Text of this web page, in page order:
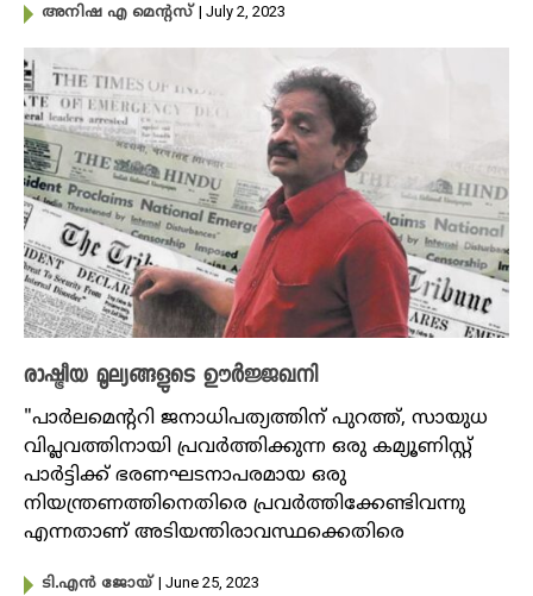
അനിഷ എ മെന്റസ് | July 2, 2023
രാഷ്ട്രീയ മൂല്യങ്ങളുടെ ഊർജ്ജഖനി
"പാർലമെന്ററി ജനാധിപത്യത്തിന് പുറത്ത്, സായുധ
വിപ്ലവത്തിനായി പ്രവർത്തിക്കുന്ന ഒരു കമ്യൂണിസ്റ്റ്
പാർട്ടിക്ക് ഭരണഘടനാപരമായ ഒരു
നിയന്ത്രണത്തിനെതിരെ പ്രവർത്തിക്കേണ്ടിവന്നു
എന്നതാണ് അടിയന്തിരാവസ്ഥക്കെതിരെ
ടി.എൻ ജോയ് | June 25, 2023